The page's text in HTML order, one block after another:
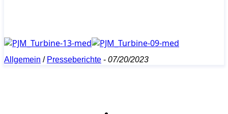
Allgemein / Presseberichte - 07/20/2023